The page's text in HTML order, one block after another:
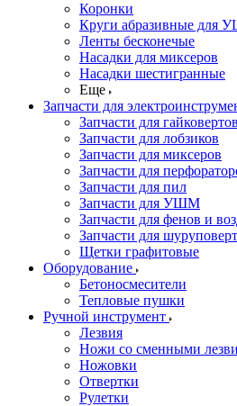
Коронки
Круги абразивные для
Ленты бесконечые
Насадки для миксеров
Насадки шестигранные
Еще
Запчасти для
Запчасти для гайковертов
Запчасти для лобзиков
Запчасти для миксеров
Запчасти для
Запчасти для пил
Запчасти для УШМ
Запчасти для фенов и
Запчасти для
Щетки графитовые
Оборудование
Бетоносмесители
Тепловые пушки
Ручной инструмент
Лезвия
Ножи со сменными
Ножовки
Отвертки
Рулетки